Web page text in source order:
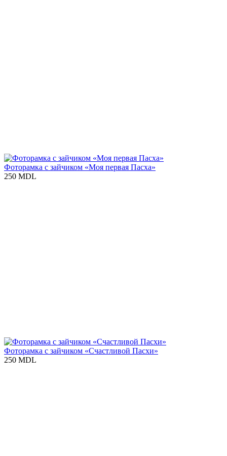
Фоторамка с зайчиком «Моя первая Пасха»
250 MDL
Фоторамка с зайчиком «Счастливой Пасхи»
250 MDL